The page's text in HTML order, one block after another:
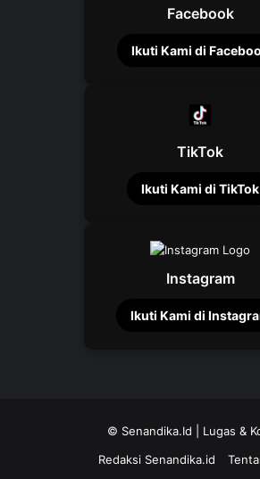
Facebook
Ikuti Kami di
TikTok
Ikuti Kami di TikTok
Instagram
Ikuti Kami di
© Senandika.Id | Lugas &
Redaksi Senandika.id